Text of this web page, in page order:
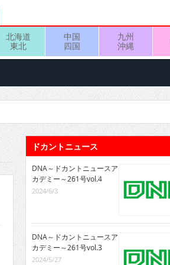
北海道
東北
中国
四国
九州
沖縄
ドカントニュース
DNA～ドカントニュースア
カデミー～261号vol.4
2024/6/3
DNA～ドカントニュースア
カデミー～261号vol.3
2024/5/27